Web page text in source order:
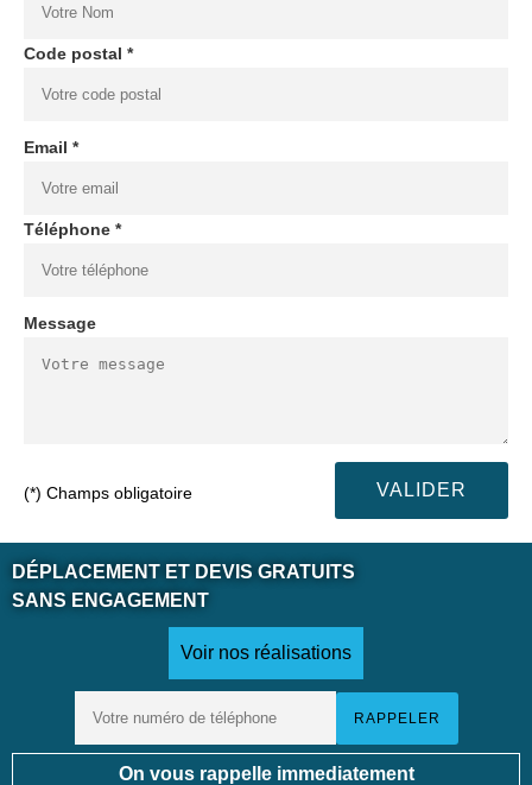
Code postal *
Email *
Téléphone *
Message
(*) Champs obligatoire
DÉPLACEMENT ET DEVIS GRATUITS
SANS ENGAGEMENT
Voir nos réalisations
On vous rappelle immediatement